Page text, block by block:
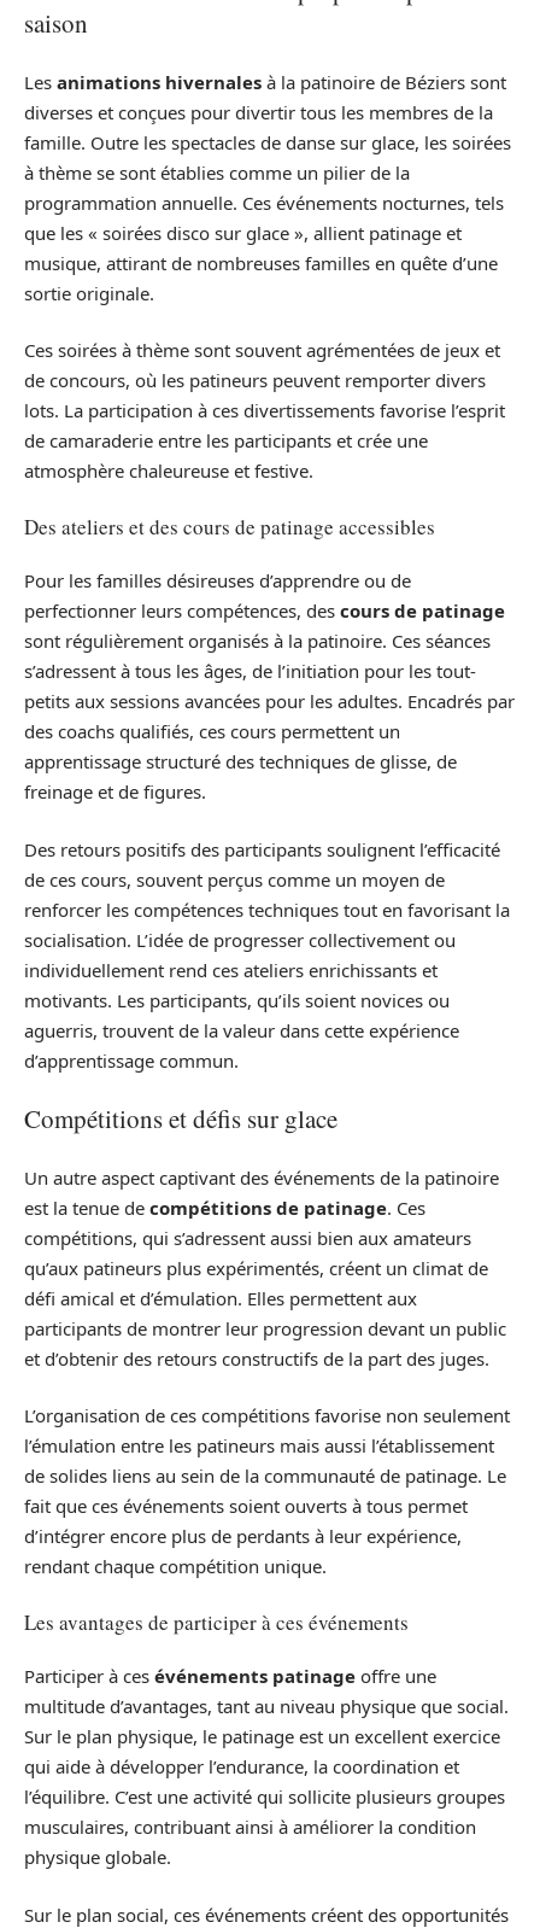
saison
Les animations hivernales à la patinoire de Béziers sont
diverses et conçues pour divertir tous les membres de la
famille. Outre les spectacles de danse sur glace, les soirées
à thème se sont établies comme un pilier de la
programmation annuelle. Ces événements nocturnes, tels
que les « soirées disco sur glace », allient patinage et
musique, attirant de nombreuses familles en quête d’une
sortie originale.
Ces soirées à thème sont souvent agrémentées de jeux et
de concours, où les patineurs peuvent remporter divers
lots. La participation à ces divertissements favorise l’esprit
de camaraderie entre les participants et crée une
atmosphère chaleureuse et festive.
Des ateliers et des cours de patinage accessibles
Pour les familles désireuses d’apprendre ou de
perfectionner leurs compétences, des cours de patinage
sont régulièrement organisés à la patinoire. Ces séances
s’adressent à tous les âges, de l’initiation pour les tout-
petits aux sessions avancées pour les adultes. Encadrés par
des coachs qualifiés, ces cours permettent un
apprentissage structuré des techniques de glisse, de
freinage et de figures.
Des retours positifs des participants soulignent l’efficacité
de ces cours, souvent perçus comme un moyen de
renforcer les compétences techniques tout en favorisant la
socialisation. L’idée de progresser collectivement ou
individuellement rend ces ateliers enrichissants et
motivants. Les participants, qu’ils soient novices ou
aguerris, trouvent de la valeur dans cette expérience
d’apprentissage commun.
Compétitions et défis sur glace
Un autre aspect captivant des événements de la patinoire
est la tenue de compétitions de patinage. Ces
compétitions, qui s’adressent aussi bien aux amateurs
qu’aux patineurs plus expérimentés, créent un climat de
défi amical et d’émulation. Elles permettent aux
participants de montrer leur progression devant un public
et d’obtenir des retours constructifs de la part des juges.
L’organisation de ces compétitions favorise non seulement
l’émulation entre les patineurs mais aussi l’établissement
de solides liens au sein de la communauté de patinage. Le
fait que ces événements soient ouverts à tous permet
d’intégrer encore plus de perdants à leur expérience,
rendant chaque compétition unique.
Les avantages de participer à ces événements
Participer à ces événements patinage offre une
multitude d’avantages, tant au niveau physique que social.
Sur le plan physique, le patinage est un excellent exercice
qui aide à développer l’endurance, la coordination et
l’équilibre. C’est une activité qui sollicite plusieurs groupes
musculaires, contribuant ainsi à améliorer la condition
physique globale.
Sur le plan social, ces événements créent des opportunités